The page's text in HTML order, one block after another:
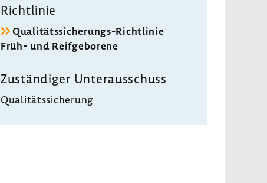
Richt­linie
Qualitätssicherungs-​Richtlinie
Früh- und Reif­ge­bo­rene
Zustän­diger Unter­aus­schuss
Quali­täts­si­che­rung